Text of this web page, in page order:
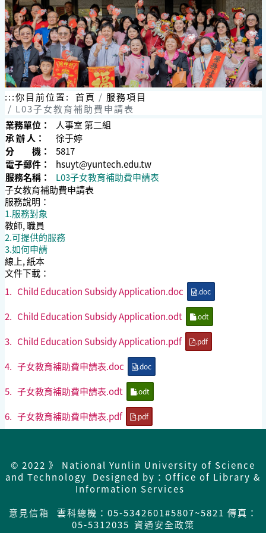
跳
到
主
要
內
容
區
塊
:::你目前位置: 首頁
服務項目
L03子女教育補助費申請表
業務單位：
人事室 第二組
承 辦 人：
徐于婷
分 機：
5817
電子郵件：
hsuyt@yuntech.edu.tw
服務名稱：
L03子女教育補助費申請表
子女教育補助費申請表
服務說明：
1.服務對象
教師, 職員
2.可提供的服務
3.如何申請
線上, 紙本
文件下載：
1. Child Education Subsidy Application.doc .doc
2. Child Education Subsidy Application.odt .odt
3. Child Education Subsidy Application.pdf .pdf
4. 子女教育補助費申請表.doc .doc
5. 子女教育補助費申請表.odt .odt
6. 子女教育補助費申請表.pdf .pdf
© 2022 》 National Yunlin University of Science
and Technology Designed by：Office of Library &
Information Services
意見信箱
雲科總機：05-5342601#5807~5821 傳真：
05-5312035 資通安全政策